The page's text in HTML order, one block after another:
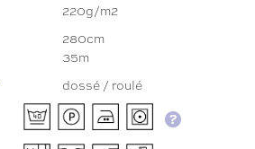
220g/m2
280cm
35m
dossé / roulé